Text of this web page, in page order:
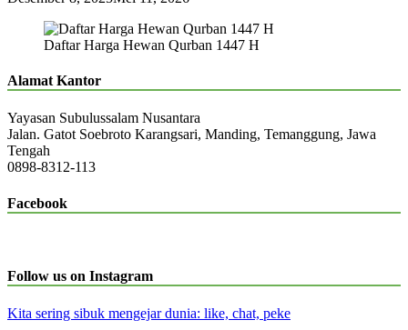
Daftar Harga Hewan Qurban 1447 H
Alamat Kantor
Yayasan Subulussalam Nusantara
Jalan. Gatot Soebroto Karangsari, Manding, Temanggung, Jawa
Tengah
0898-8312-113
Facebook
Follow us on Instagram
Kita sering sibuk mengejar dunia: like, chat, peke